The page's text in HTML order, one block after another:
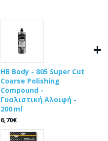
HB Body - 805 Super Cut
Coarse Polishing
Compound -
Γυαλιστική Αλοιφή -
200 ml
6,70€
+